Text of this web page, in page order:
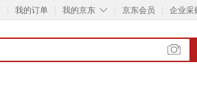
我的订单 ◇
我的京东 京东会员 企业采